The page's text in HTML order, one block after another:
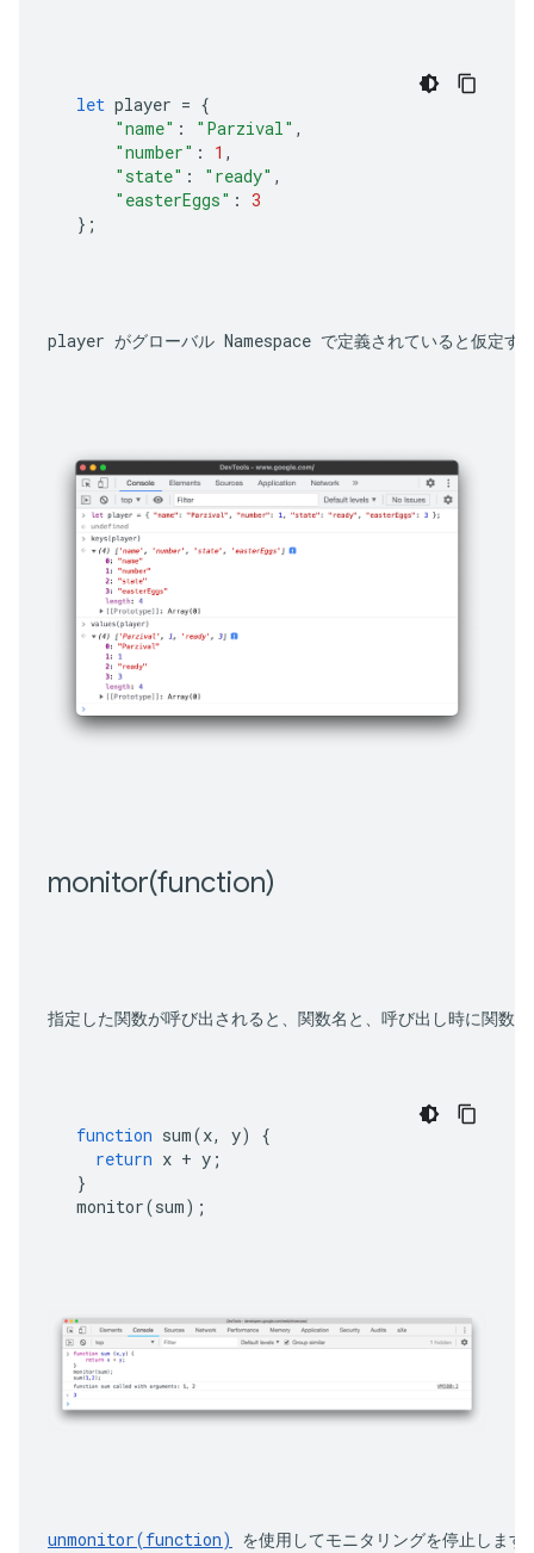
let player = {
"name" : "Parzival" ,
"number" : 1 ,
"state" : "ready" ,
"easterEggs" : 3
};
player がグローバル Namespace で定義されていると仮定す
monitor(function)
指定した関数が呼び出されると、関数名と、呼び出し時に関数
function sum(x, y)
{
return x + y ;
}
monitor(sum);
unmonitor(function) を使用してモニタリングを停止します